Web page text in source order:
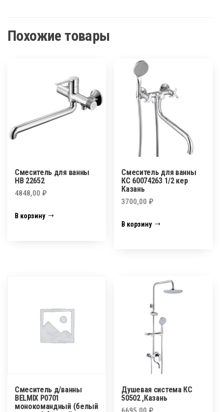
Похожие товары
Смеситель для ванны
HB 22652
4848,00 ₽
В корзину
Смеситель для ванны
КС 60074263 1/2 кер
Казань
3700,00₽
В корзину
Смеситель д/ванны
BELMIX P0701
монокомандный (белый
Душевая система КС
50502 ,Казань